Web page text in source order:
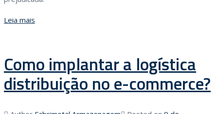
Leia mais
Como implantar a logística
distribuição no e-commerce?